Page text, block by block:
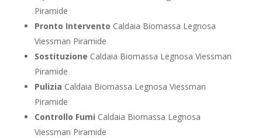
Piramide
Pronto Intervento Caldaia Biomassa Legnosa
Viessman Piramide
Sostituzione Caldaia Biomassa Legnosa Viessman
Piramide
Pulizia Caldaia Biomassa Legnosa Viessman
Piramide
Controllo Fumi Caldaia Biomassa Legnosa
Viessman Piramide